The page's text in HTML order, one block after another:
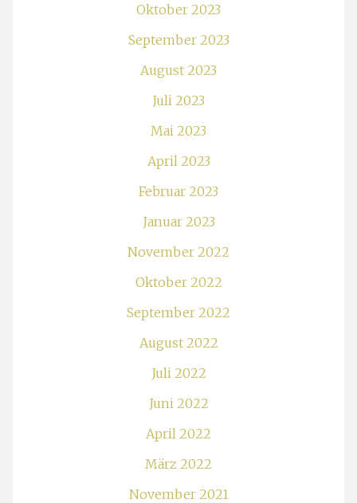
Oktober 2023
September 2023
August 2023
Juli 2023
Mai 2023
April 2023
Februar 2023
Januar 2023
November 2022
Oktober 2022
September 2022
August 2022
Juli 2022
Juni 2022
April 2022
März 2022
November 2021